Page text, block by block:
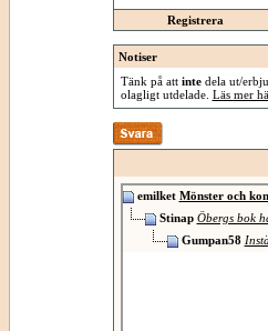
Registrera
Notiser
Tänk på att intedela ut/
olagligt utdelade. Läs mer
emilket Mönster och
Stinap Öbergs bok
Gumpan58